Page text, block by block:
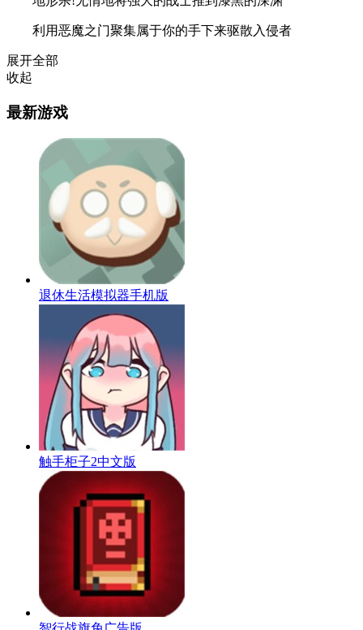
利用恶魔之门聚集属于你的手下来驱散入侵者
展开全部
收起
最新游戏
退休生活模拟器手机版
触手柜子2中文版